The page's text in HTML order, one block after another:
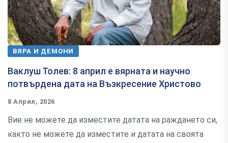
ВЯРА И ДЕМОНИ
Ваклуш Толев: 8 април е вярната и научно
потвърдена дата на Възкресение Христово
8 Април, 2026
Вие не можете да изместите датата на раждането си,
както не можете да изместите и датата на своята